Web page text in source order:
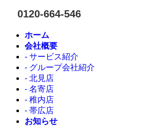
0120-664-546
ホーム
会社概要
- サービス紹介
- グループ会社紹介
- 北見店
- 名寄店
- 稚内店
- 帯広店
お知らせ